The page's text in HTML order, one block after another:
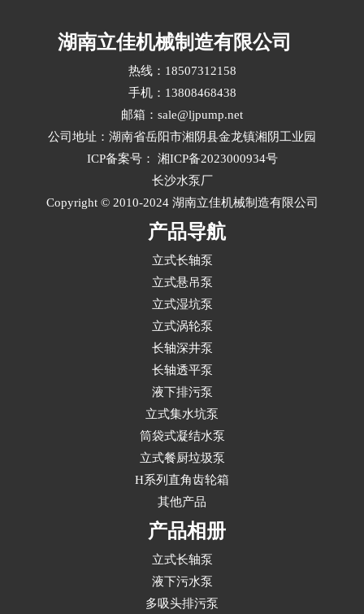
封结构和配套标准多维度综合评估立式液下长轴
泵选型。···
湖南立佳机械制造有限公司
热线：18507312158
手机：13808468438
邮箱：sale@ljpump.net
公司地址：湖南省岳阳市湘阴县金龙镇湘阴工业园
ICP备案号：
湘ICP备2023000934号
长沙水泵厂
Copyright © 2010-2024 湖南立佳机械制造有限公司
产品导航
立式长轴泵
立式悬吊泵
立式湿坑泵
立式涡轮泵
长轴深井泵
长轴透平泵
液下排污泵
立式集水坑泵
筒袋式凝结水泵
立式餐厨垃圾泵
H系列直角齿轮箱
其他产品
产品相册
立式长轴泵
液下污水泵
多吸头排污泵